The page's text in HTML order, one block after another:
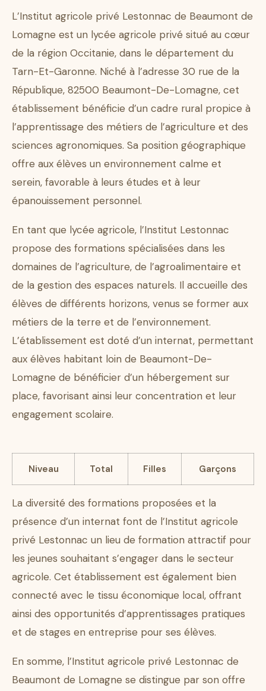
L’Institut agricole privé Lestonnac de Beaumont de
Lomagne est un lycée agricole privé situé au cœur
de la région Occitanie, dans le département du
Tarn-Et-Garonne. Niché à l’adresse 30 rue de la
République, 82500 Beaumont-De-Lomagne, cet
établissement bénéficie d’un cadre rural propice à
l’apprentissage des métiers de l’agriculture et des
sciences agronomiques. Sa position géographique
offre aux élèves un environnement calme et
serein, favorable à leurs études et à leur
épanouissement personnel.
En tant que lycée agricole, l’Institut Lestonnac
propose des formations spécialisées dans les
domaines de l’agriculture, de l’agroalimentaire et
de la gestion des espaces naturels. Il accueille des
élèves de différents horizons, venus se former aux
métiers de la terre et de l’environnement.
L’établissement est doté d’un internat, permettant
aux élèves habitant loin de Beaumont-De-
Lomagne de bénéficier d’un hébergement sur
place, favorisant ainsi leur concentration et leur
engagement scolaire.
Niveau Total Filles Garçons
La diversité des formations proposées et la
présence d’un internat font de l’Institut agricole
privé Lestonnac un lieu de formation attractif pour
les jeunes souhaitant s’engager dans le secteur
agricole. Cet établissement est également bien
connecté avec le tissu économique local, offrant
ainsi des opportunités d’apprentissages pratiques
et de stages en entreprise pour ses élèves.
En somme, l’Institut agricole privé Lestonnac de
Beaumont de Lomagne se distingue par son offre